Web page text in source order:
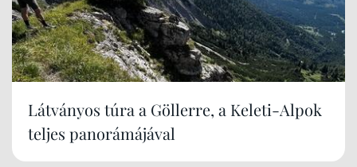
Látványos túra a Göllerre, a Keleti-Alpok
teljes panorámájával